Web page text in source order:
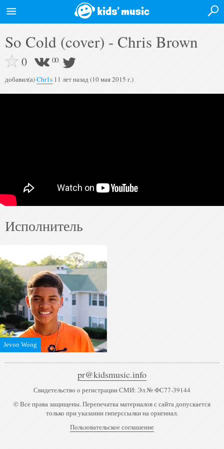
Главная
Афиша
Полная версия
So Cold (cover) - Chris Brown
0 00
добавил(а)Chr1s 11 лет назад (10 мая 2015 г.)
Исполнитель
Jevon Wong
pr@kidsmusic.info
Свидетельство о регистрации СМИ: Эл № ФС77-39144
© Все права защищены. Перепечатка материалов с сайта допускается
только при указании гиперссылки на оригинал.
Пользовательское соглашение